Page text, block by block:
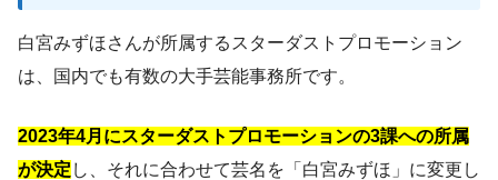
白宮みずほさんが所属するスターダストプロモーション
は、国内でも有数の大手芸能事務所です。
2023年4月にスターダストプロモーションの3課への所属
が決定 し、それに合わせて芸名を「白宮みずほ」に変更し